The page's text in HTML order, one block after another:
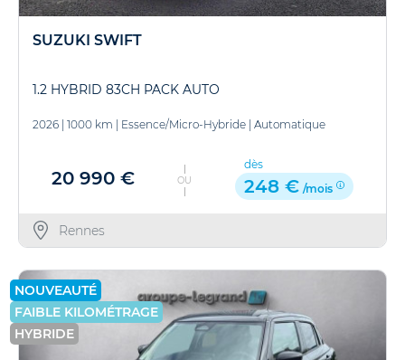
SUZUKI SWIFT
1.2 HYBRID 83CH PACK AUTO
2026 | 1000 km | Essence/Micro-Hybride | Automatique
20 990 € OU
dès
248 € /mois
Rennes
NOUVEAUTÉ
FAIBLE KILOMÉTRAGE
HYBRIDE